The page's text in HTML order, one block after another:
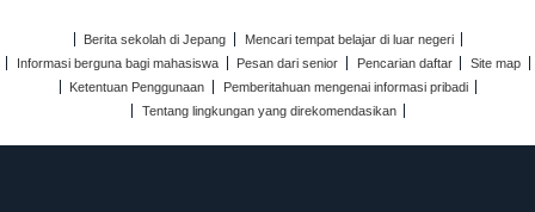
Berita sekolah di Jepang
Mencari tempat belajar di luar negeri
Informasi berguna bagi mahasiswa
Pesan dari senior Pencarian daftar
Site map
Ketentuan Penggunaan
Pemberitahuan mengenai informasi pribadi
Tentang lingkungan yang direkomendasikan